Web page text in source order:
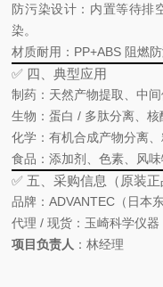
防污染设计 ：内置等待排
染。
材质耐用 ：PP+ABS 阻燃
✅ 四、典型应用
制药 ：天然产物提取、中
生物 ：蛋白 / 多肽分离、
化学 ：有机合成产物分离
食品 ：添加剂、色素、风
✅ 五、采购信息（原装正
品牌 ：ADVANTEC（日本东
代理 / 现货 ： 玉崎科学仪器
项目负责人 ：林经理